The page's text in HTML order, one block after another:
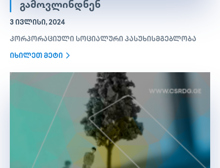
ᲒᲐᲛᲝᲕᲚᲘᲜᲓᲜᲔᲜ
3 ᲘᲕᲚᲘᲡᲘ, 2024
კორპორაციული სოციალური პასუხისმგებლობა
იხილეთ მეტი